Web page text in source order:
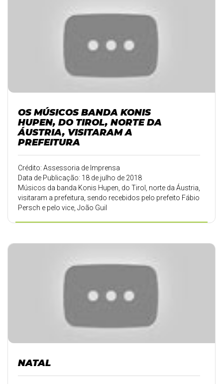
OS MÚSICOS BANDA KONIS
HUPEN, DO TIROL, NORTE DA
ÁUSTRIA, VISITARAM A
PREFEITURA
Crédito: Assessoria de Imprensa
Data de Publicação: 18 de julho de 2018
Músicos da banda Konis Hupen, do Tirol, norte da Áustria,
visitaram a prefeitura, sendo recebidos pelo prefeito Fábio
Persch e pelo vice, João Guil
NATAL